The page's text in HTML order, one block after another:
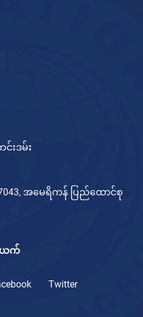
းဒမ်း
အမေရိကန် ပြည်ထောင်စု
ယက်
Twitter